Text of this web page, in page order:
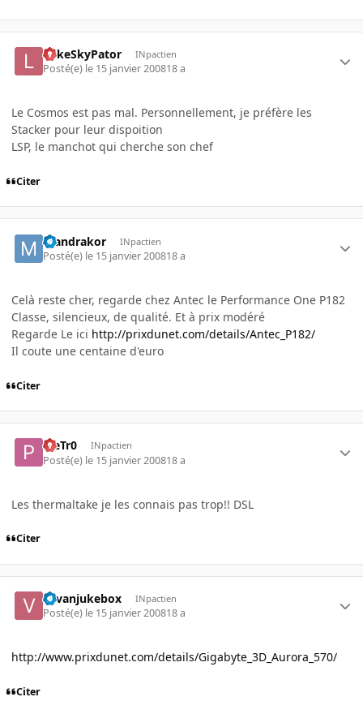
LukeSkyPator INpactien
Posté(e) le 15 janvier 200818 a
Le Cosmos est pas mal. Personnellement, je préfère les
Stacker pour leur dispoition
LSP, le manchot qui cherche son chef
Citer
mandrakor INpactien
Posté(e) le 15 janvier 200818 a
Celà reste cher, regarde chez Antec le Performance One P182
Classe, silencieux, de qualité. Et à prix modéré
Regarde Le ici http://prixdunet.com/details/Antec_P182/
Il coute une centaine d'euro
Citer
PieTr0 INpactien
Posté(e) le 15 janvier 200818 a
Les thermaltake je les connais pas trop!! DSL
Citer
vavanjukebox INpactien
Posté(e) le 15 janvier 200818 a
http://www.prixdunet.com/details/Gigabyte_3D_Aurora_570/
Citer